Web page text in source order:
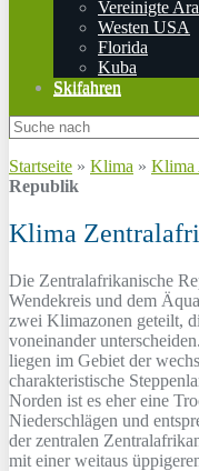
Vereinigte
Westen USA
Florida
Kuba
Skifahren
Startseite » Klima » Klima
Republik
Klima
Die Zentralafrikanische
Wendekreis und dem
zwei Klimazonen geteilt,
voneinander
liegen im Gebiet der
charakteristische
Norden ist es eher eine
Niederschlägen und
der zentralen
mit einer weitaus